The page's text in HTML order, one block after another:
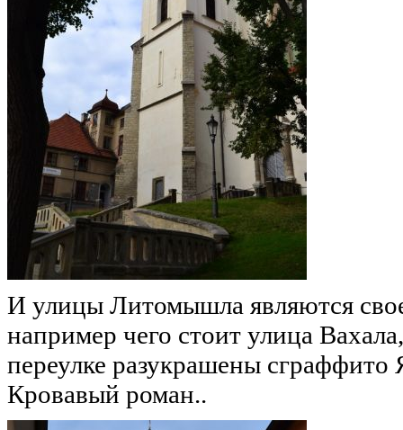
И улицы Литомышла являются
например чего стоит улица
переулке разукрашены сграффито
Кровавый роман..